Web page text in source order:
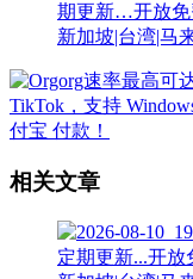
期更新…开放免
新加坡|台湾|马
相关文章